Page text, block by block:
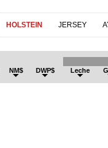
HOLSTEIN JERSEY
NM$ DWP$ Leche